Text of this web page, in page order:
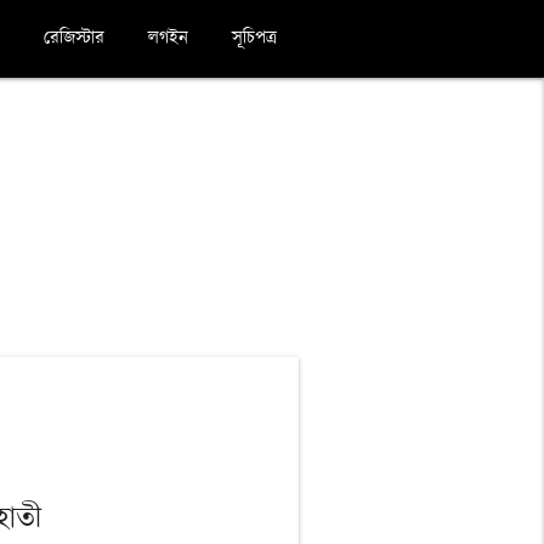
সূচিপত্র
লগইন
রেজিস্টার